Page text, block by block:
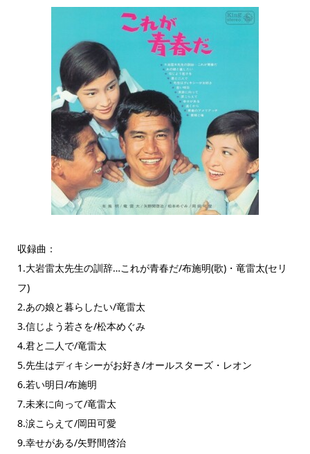
収録曲：
1.大岩雷太先生の訓辞…これが青春だ/布施明(歌)・竜雷太(セリ
フ)
2.あの娘と暮らしたい/竜雷太
3.信じよう若さを/松本めぐみ
4.君と二人で/竜雷太
5.先生はディキシーがお好き/オールスターズ・レオン
6.若い明日/布施明
7.未来に向って/竜雷太
8.涙こらえて/岡田可愛
9.幸せがある/矢野間啓治